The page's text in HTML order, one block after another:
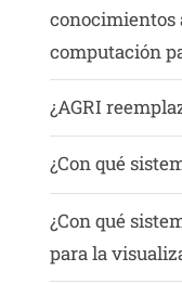
conocimientos
computación
¿AGRI
¿Con qué
¿Con qué
para la